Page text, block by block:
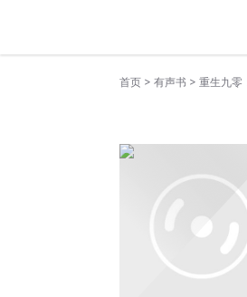
首页 > 有声书 > 重生九零